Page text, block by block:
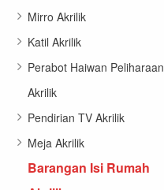
Mirro Akrilik
Katil Akrilik
Perabot Haiwan Peliharaan
Akrilik
Pendirian TV Akrilik
Meja Akrilik
Barangan Isi Rumah